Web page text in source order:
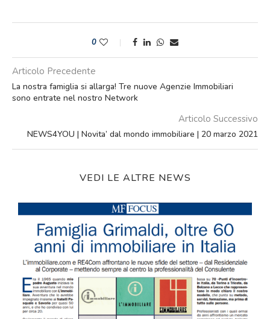
0
Articolo Precedente
La nostra famiglia si allarga! Tre nuove Agenzie Immobiliari
sono entrate nel nostro Network
Articolo Successivo
NEWS4YOU | Novita’ dal mondo immobiliare | 20 marzo 2021
VEDI LE ALTRE NEWS